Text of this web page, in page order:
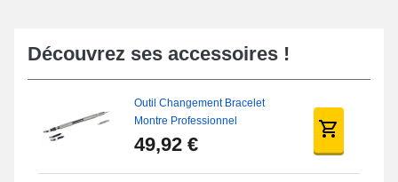
Découvrez ses accessoires !
Outil Changement Bracelet
Montre Professionnel
49,92 €